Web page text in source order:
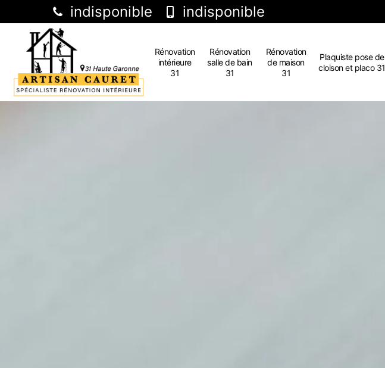
indisponible indisponible
Rénovation
intérieure
31
Rénovation
salle de bain
31
Rénovation
de maison
31
Plaquiste pose de
cloison et placo 31